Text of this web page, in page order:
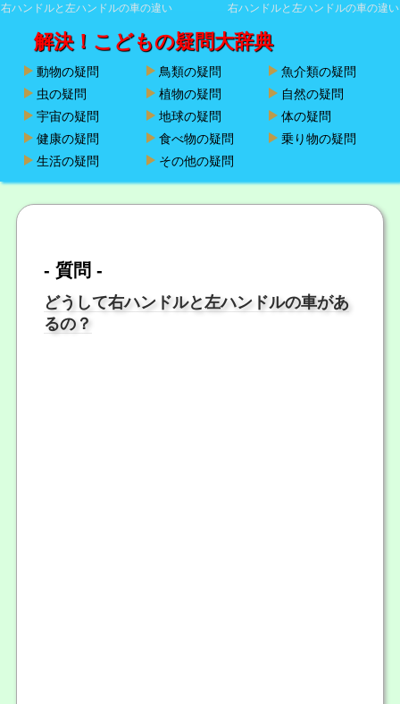
右ハンドルと左ハンドルの車の違い 右ハンドルと左ハンドルの車の違い
解決！こどもの疑問大辞典
動物の疑問 鳥類の疑問
魚介類の疑問
虫の疑問
植物の疑問
自然の疑問
宇宙の疑問
地球の疑問
体の疑問
健康の疑問
食べ物の疑問
乗り物の疑問
生活の疑問
その他の疑問
- 質問 -
どうして右ハンドルと左ハンドルの車があ
るの？